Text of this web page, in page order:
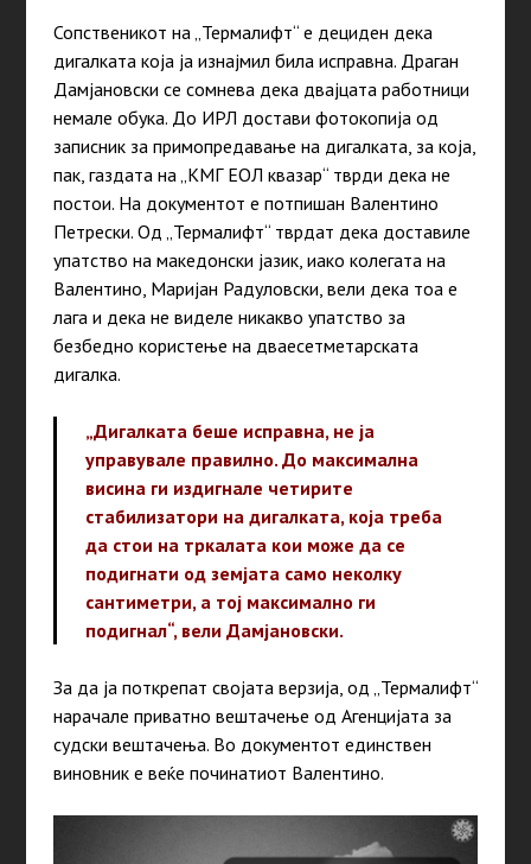
Сопственикот на „Термалифт“ е дециден дека
дигалката која ја изнајмил била исправна. Драган
Дамјановски се сомнева дека двајцата работници
немале обука. До ИРЛ достави фотокопија од
записник за примопредавање на дигалката, за која,
пак, газдата на „КМГ ЕОЛ квазар“ тврди дека не
постои. На документот е потпишан Валентино
Петрески. Од „Термалифт“ тврдат дека доставиле
упатство на македонски јазик, иако колегата на
Валентино, Маријан Радуловски, вели дека тоа е
лага и дека не виделе никакво упатство за
безбедно користење на дваесетметарската
дигалка.
„Дигалката беше исправна, не ја
управувале правилно. До максимална
висина ги издигнале четирите
стабилизатори на дигалката, која треба
да стои на тркалата кои може да се
подигнати од земјата само неколку
сантиметри, а тој максимално ги
подигнал“, вели Дамјановски.
За да ја поткрепат својата верзија, од „Термалифт“
нарачале приватно вештачење од Агенцијата за
судски вештачења. Во документот единствен
виновник е веќе починатиот Валентино.